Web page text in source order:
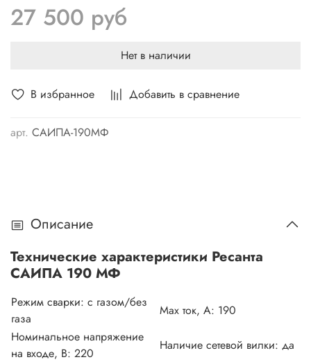
В избранное Добавить в сравнение
арт. САИПА-190МФ
устройства. Многочисленные отверстия в корпусе
способствуют естественной вентиляции воздуха и
эффективному охлаждению внутренних узлов.
27 500 руб
Нет в наличии
Описание
Технические характеристики Ресанта
САИПА 190 МФ
Режим сварки: с газом/без
газа
Max ток, А: 190
Номинальное напряжение
на входе, В: 220
Наличие сетевой вилки: да